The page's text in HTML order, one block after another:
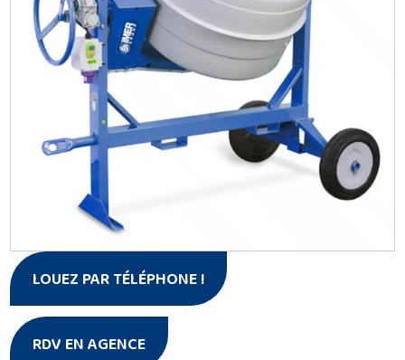
LOUEZ PAR TÉLÉPHONE !
RDV EN AGENCE